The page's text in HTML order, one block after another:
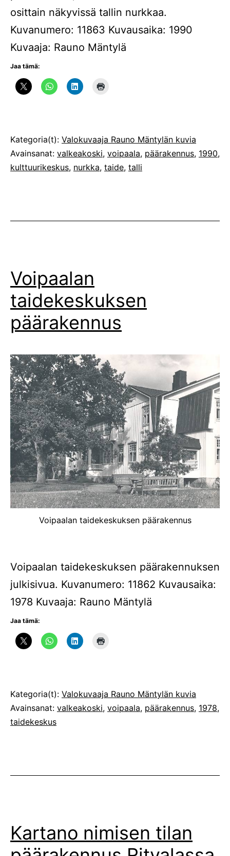
osittain näkyvissä tallin nurkkaa.
Kuvanumero: 11863 Kuvausaika: 1990
Kuvaaja: Rauno Mäntylä
Jaa tämä:
Julkaistu
Kategoria(t): Valokuvaaja Rauno Mäntylän kuvia
Avainsanat: valkeakoski, voipaala, päärakennus, 1990,
kulttuurikeskus, nurkka, taide, talli
Voipaalan
taidekeskuksen
päärakennus
Voipaalan taidekeskuksen päärakennus
Voipaalan taidekeskuksen päärakennuksen
julkisivua. Kuvanumero: 11862 Kuvausaika:
1978 Kuvaaja: Rauno Mäntylä
Jaa tämä:
Julkaistu
Kategoria(t): Valokuvaaja Rauno Mäntylän kuvia
Avainsanat: valkeakoski, voipaala, päärakennus, 1978,
taidekeskus
Kartano nimisen tilan